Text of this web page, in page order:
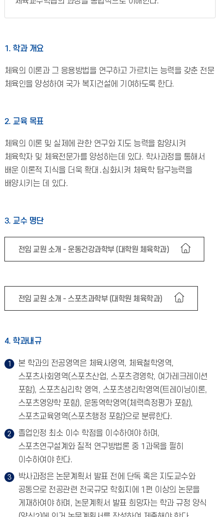
1. 학과 개요
체육의 이론과 그 응용방법을 연구하고 가르치는 능력을 갖춘 전문
체육인을 양성하여 국가 복지건설에 기여하도록 한다.
2. 교육 목표
체육의 이론 및 실제에 관한 연구와 지도 능력을 함양시켜
체육학자 및 체육전문가를 양성하는데 있다. 학사과정을 통해서
배운 이론적 지식을 더욱 확대․심화시켜 체육학 탐구능력을
배양시키는 데 있다.
3. 교수 명단
전임 교원 소개 - 운동건강과학부 (대학원 체육학과)
전임 교원 소개 - 스포츠과학부 (대학원 체육학과)
4. 학과내규
본 학과의 전공영역은 체육사영역, 체육철학영역,
스포츠사회영역(스포츠산업, 스포츠경영학, 여가레크레이션
포함), 스포츠심리학 영역, 스포츠생리학영역(트레이닝이론,
스포츠영양학 포함), 운동역학영역(체력측정평가 포함),
스포츠교육영역(스포츠행정 포함)으로 분류한다.
졸업인정 최소 이수 학점을 이수하여야 하며,
스포츠연구설계와 질적 연구방법론 중 1과목을 필히
이수하여야 한다.
박사과정은 논문계획서 발표 전에 단독 혹은 지도교수와
공동으로 전공관련 전국규모 학회지에 1편 이상의 논문을
게재하여야 하며, 논문계획서 발표 희망자는 학과 규정 양식